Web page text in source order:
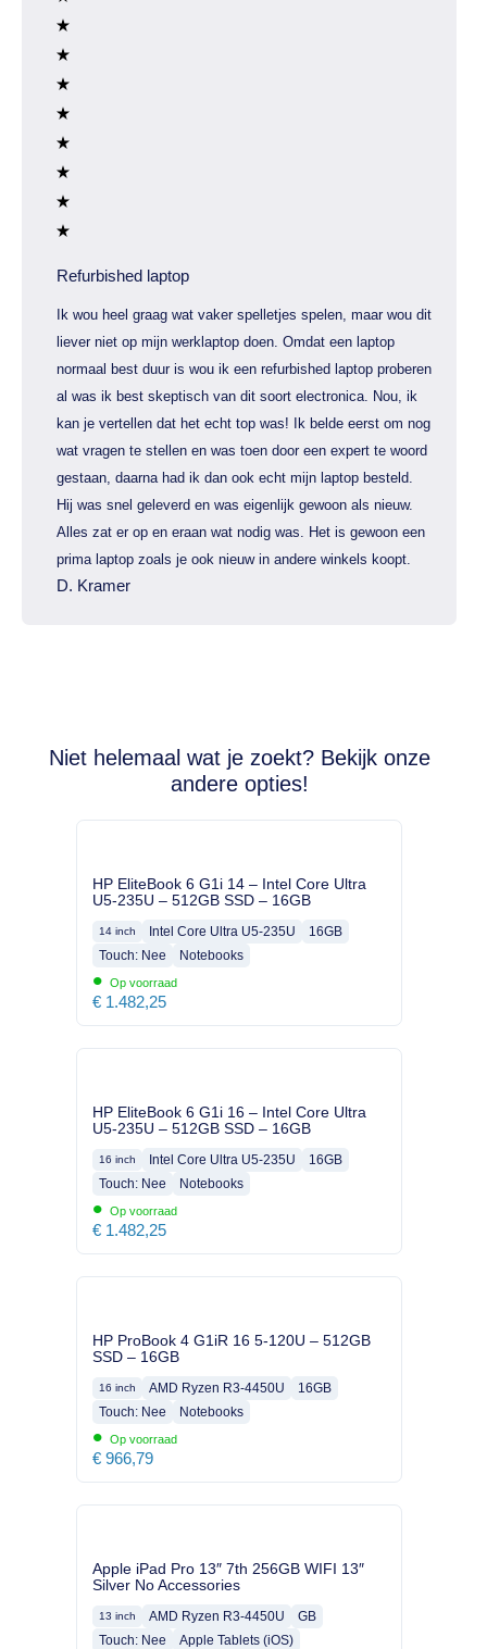
Refurbished laptop
Ik wou heel graag wat vaker spelletjes spelen, maar wou dit
liever niet op mijn werklaptop doen. Omdat een laptop
normaal best duur is wou ik een refurbished laptop proberen
al was ik best skeptisch van dit soort electronica. Nou, ik
kan je vertellen dat het echt top was! Ik belde eerst om nog
wat vragen te stellen en was toen door een expert te woord
gestaan, daarna had ik dan ook echt mijn laptop besteld.
Hij was snel geleverd en was eigenlijk gewoon als nieuw.
Alles zat er op en eraan wat nodig was. Het is gewoon een
prima laptop zoals je ook nieuw in andere winkels koopt.
D. Kramer
Niet helemaal wat je zoekt? Bekijk onze
andere opties!
HP EliteBook 6 G1i 14 – Intel Core Ultra
U5-235U – 512GB SSD – 16GB
14 inch Intel Core Ultra U5-235U
16GB
Touch: Nee
Notebooks
• Op voorraad
€ 1.482,25
HP EliteBook 6 G1i 16 – Intel Core Ultra
U5-235U – 512GB SSD – 16GB
16 inch Intel Core Ultra U5-235U
16GB
Touch: Nee
Notebooks
• Op voorraad
€ 1.482,25
HP ProBook 4 G1iR 16 5-120U – 512GB
SSD – 16GB
16 inch AMD Ryzen R3-4450U
16GB
Touch: Nee
Notebooks
• Op voorraad
€ 966,79
Apple iPad Pro 13″ 7th 256GB WIFI 13″
Silver No Accessories
13 inch AMD Ryzen R3-4450U
GB
Touch: Nee
Apple Tablets (iOS)